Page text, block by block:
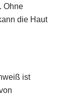
Ohne
die Haut
ist